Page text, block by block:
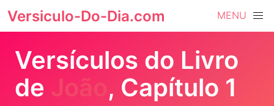
Versiculo-Do-Dia.com MENU
Versículos do Livro
de João, Capítulo 1